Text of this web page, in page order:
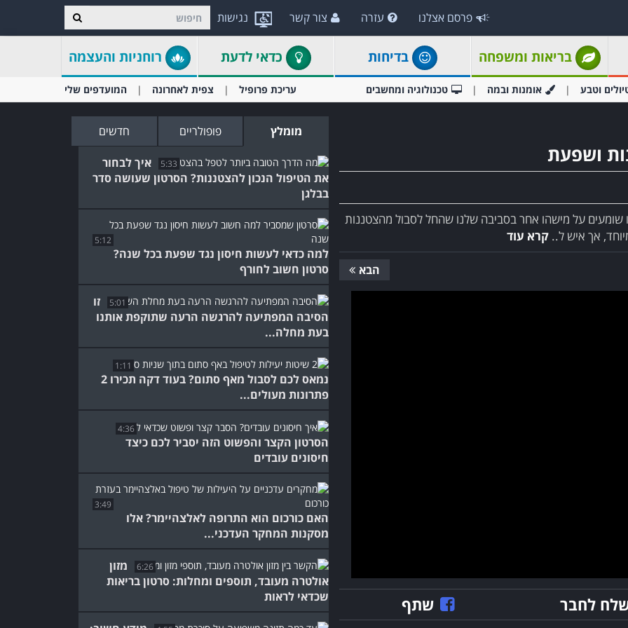
נגישות פרסם אצלנו עזרה צור קשר
בריאות ומשפחה בדיחות כדאי לדעת רוחניות והעצמה
וטבע אומנות ובמה טכנולוגיה ומחשבים עריכת פרופיל צפית לאחרונה המועדפים שלי
על מישהו אחר בסביבה שלנו שהחל לסבול מהצטננות
אך איש ל.. קרא עוד
הבא
לחבר שתף
מומלץ פופולריים חדשים
5:33
איך לבחור
את הטיפול הנכון להצטננות? הסרטון שעושה סדר
בבלגן
5:12
למה כדאי לעשות חיסון נגד שפעת בכל שנה?
סרטון חשוב לחורף
5:01
זו
הסיבה המפתיעה להרגשה הרעה שתוקפת אותנו
בעת מחלה...
1:11
נמאס לכם לסבול מאף סתום? בעוד דקה תכירו 2
פתרונות מעולים...
4:36
הסרטון הקצר והפשוט הזה יסביר לכם כיצד
חיסונים עובדים
3:49
האם כורכום הוא התרופה לאלצהיימר? אלו
מסקנות המחקר העדכני...
6:26
מזון
אולטרה מעובד, תוספים ומחלות: סרטון בריאות
שכדאי לראות